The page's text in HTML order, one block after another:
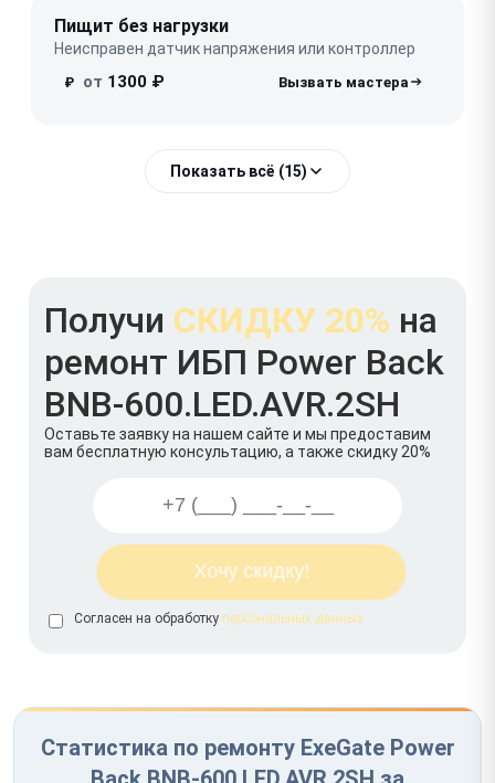
Пищит без нагрузки
Неисправен датчик напряжения или контроллер
₽ от 1300 ₽
Показать всё (15)
Получи СКИДКУ 20% на
ремонт ИБП Power Back
BNB-600.LED.AVR.2SH
Оставьте заявку на нашем сайте и мы предоставим
вам бесплатную консультацию, а также скидку 20%
Согласен на обработку персональных данных
Статистика по ремонту ExeGate Power